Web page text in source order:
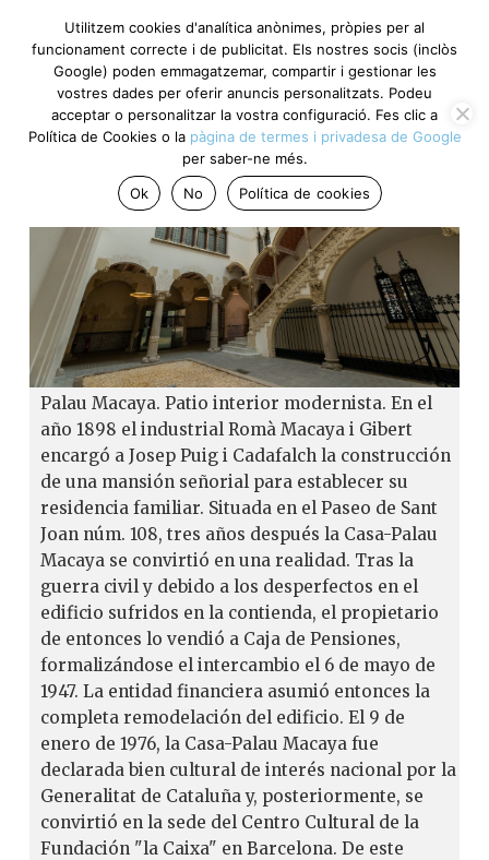
Palau Macaya. Patio interior modernista. En el
año 1898 el industrial Romà Macaya i Gibert
encargó a Josep Puig i Cadafalch la construcción
de una mansión señorial para establecer su
residencia familiar. Situada en el Paseo de Sant
Joan núm. 108, tres años después la Casa-Palau
Macaya se convirtió en una realidad. Tras la
guerra civil y debido a los desperfectos en el
edificio sufridos en la contienda, el propietario
de entonces lo vendió a Caja de Pensiones,
formalizándose el intercambio el 6 de mayo de
1947. La entidad financiera asumió entonces la
completa remodelación del edificio. El 9 de
enero de 1976, la Casa-Palau Macaya fue
declarada bien cultural de interés nacional por la
Generalitat de Cataluña y, posteriormente, se
convirtió en la sede del Centro Cultural de la
Fundación "la Caixa" en Barcelona. De este
Utilitzem cookies d'analítica anònimes, pròpies per al
funcionament correcte i de publicitat. Els nostres socis (inclòs
Google) poden emmagatzemar, compartir i gestionar les
vostres dades per oferir anuncis personalitzats. Podeu
acceptar o personalitzar la vostra configuració. Fes clic a
Política de Cookies o la pàgina de termes i privadesa de Google
per saber-ne més.
Ok
No Política de cookies